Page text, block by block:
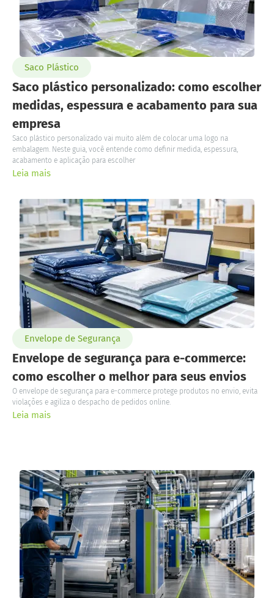
Saco Plástico
Saco plástico personalizado: como escolher
medidas, espessura e acabamento para sua
empresa
Saco plástico personalizado vai muito além de colocar uma logo na
embalagem. Neste guia, você entende como definir medida, espessura,
acabamento e aplicação para escolher
Leia mais
Envelope de Segurança
Envelope de segurança para e-commerce:
como escolher o melhor para seus envios
O envelope de segurança para e-commerce protege produtos no envio, evita
violações e agiliza o despacho de pedidos online.
Leia mais